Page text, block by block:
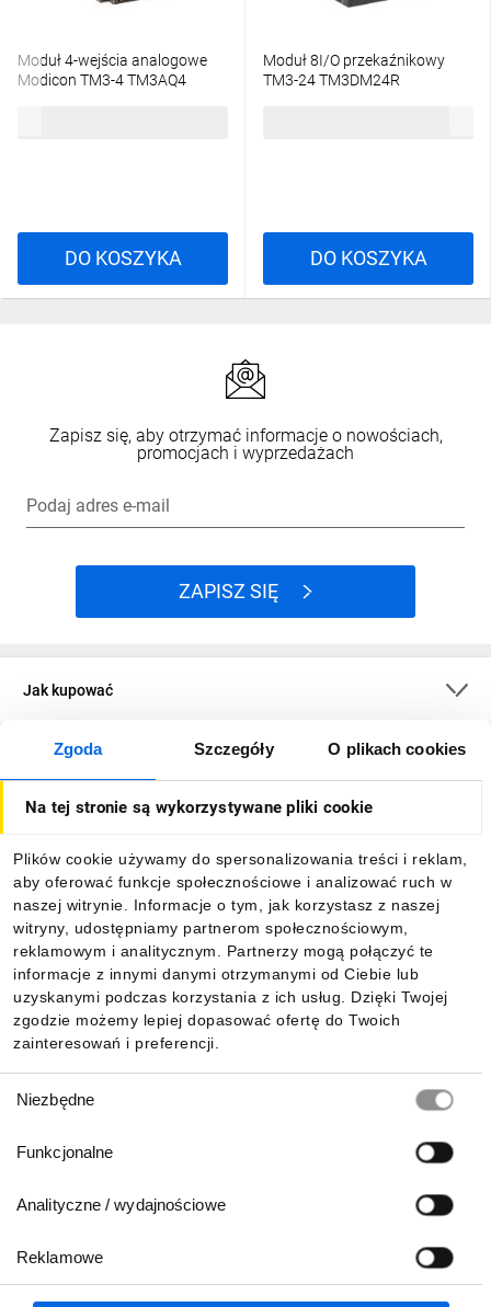
Zgoda Szczegóły O plikach cookies
Na tej stronie są wykorzystywane pliki cookie
Plików cookie używamy do spersonalizowania treści i reklam,
aby oferować funkcje społecznościowe i analizować ruch w
naszej witrynie. Informacje o tym, jak korzystasz z naszej
witryny, udostępniamy partnerom społecznościowym,
reklamowym i analitycznym. Partnerzy mogą połączyć te
informacje z innymi danymi otrzymanymi od Ciebie lub
uzyskanymi podczas korzystania z ich usług. Dzięki Twojej
zgodzie możemy lepiej dopasować ofertę do Twoich
zainteresowań i preferencji.
zgody
Niezbędne
Funkcjonalne
Analityczne / wydajnościowe
Reklamowe
Moduł 4-wejścia analogowe
Modicon TM3-4 TM3AQ4
DO KOSZYKA
Moduł 8I/O przekaźnikowy
TM3-24 TM3DM24R
DO KOSZYKA
Zapisz się, aby otrzymać informacje o nowościach,
promocjach i wyprzedażach
Podaj adres e-mail
ZAPISZ SIĘ
Jak kupować
O firmie
Informacje
Pobierz naszą aplikację mobilną:
801 500 700 lub 71 37 61 600